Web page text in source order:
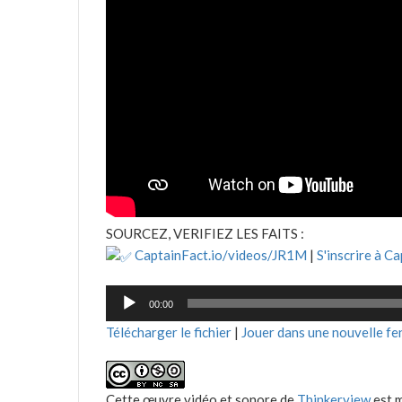
SOURCEZ, VERIFIEZ LES FAITS :
CaptainFact.io/videos/JR1M | S'inscrire à
Lecteur
00:00
Télécharger le fichier | Jouer dans une nouvelle